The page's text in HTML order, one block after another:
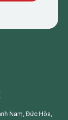
Nam, Đức Hòa,